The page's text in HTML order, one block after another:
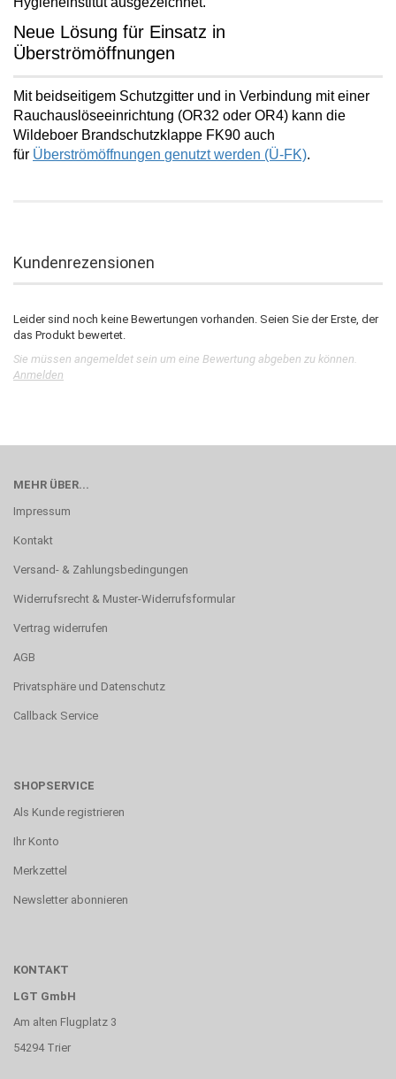
Neue Lösung für Einsatz in
Überströmöffnungen
Mit beidseitigem Schutzgitter und in Verbindung mit einer
Rauchauslöseeinrichtung (OR32 oder OR4) kann die
Wildeboer Brandschutzklappe FK90 auch
für Überströmöffnungen genutzt werden (Ü-FK).
Kundenrezensionen
Leider sind noch keine Bewertungen vorhanden. Seien Sie der Erste, der
das Produkt bewertet.
Sie müssen angemeldet sein um eine Bewertung abgeben zu können.
Anmelden
MEHR ÜBER...
Impressum
Kontakt
Versand- & Zahlungsbedingungen
Widerrufsrecht & Muster-Widerrufsformular
Vertrag widerrufen
AGB
Privatsphäre und Datenschutz
Callback Service
SHOPSERVICE
Als Kunde registrieren
Ihr Konto
Merkzettel
Newsletter abonnieren
KONTAKT
LGT GmbH
Am alten Flugplatz 3
54294 Trier